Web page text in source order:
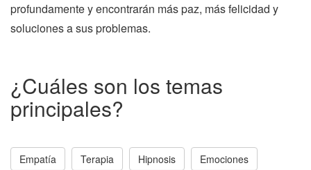
profundamente y encontrarán más paz, más felicidad y
soluciones a sus problemas.
¿Cuáles son los temas
principales?
Empatía Terapia Hipnosis Emociones